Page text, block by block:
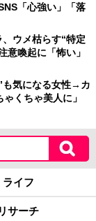
「心強い」「落
ウメ枯らす“特定
喚起に「怖い」
も気になる女性→カ
くちゃ美人に」
ライフ
リサーチ